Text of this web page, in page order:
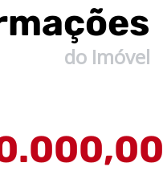
do Imóvel